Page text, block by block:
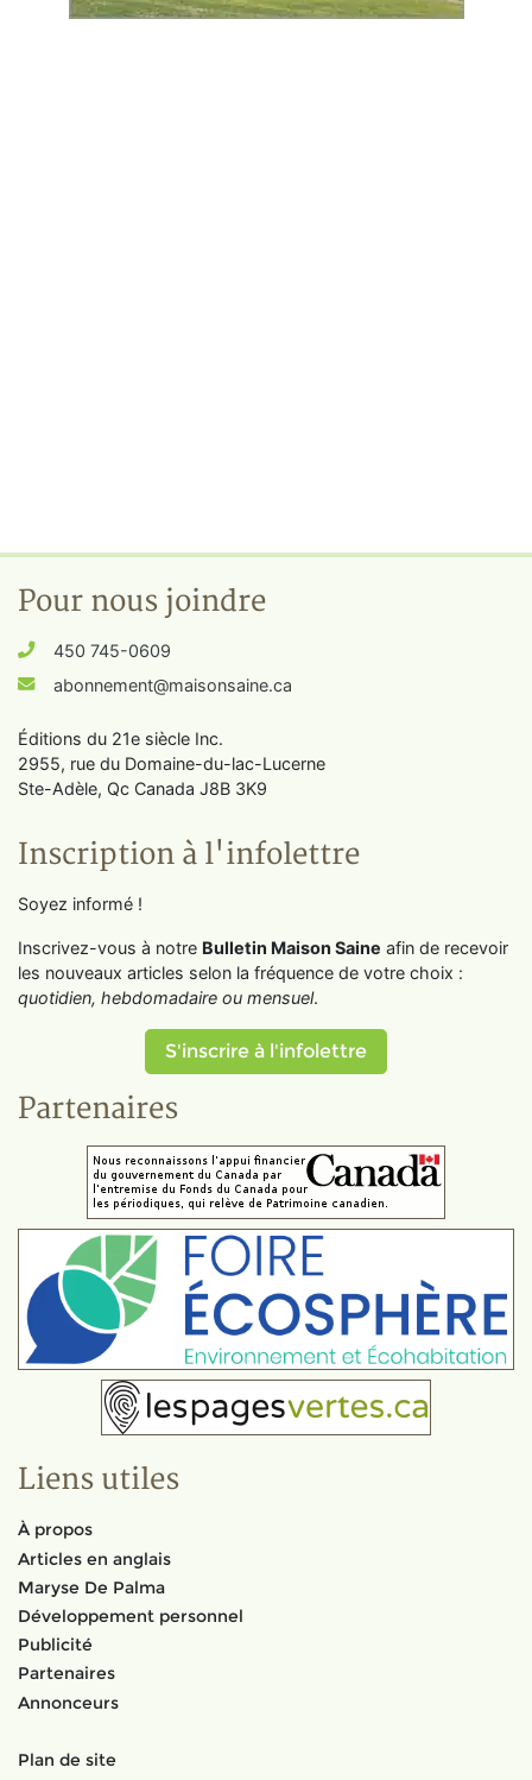
Pour nous joindre
450 745-0609
abonnement@maisonsaine.ca
Éditions du 21e siècle Inc.
2955, rue du Domaine-du-lac-Lucerne
Ste-Adèle, Qc Canada J8B 3K9
Inscription à l'infolettre
Soyez informé !
Inscrivez-vous à notre Bulletin Maison Saine afin de recevoir
les nouveaux articles selon la fréquence de votre choix :
quotidien, hebdomadaire ou mensuel.
S'inscrire à l'infolettre
Partenaires
Liens utiles
À propos
Articles en anglais
Maryse De Palma
Développement personnel
Publicité
Partenaires
Annonceurs
Plan de site